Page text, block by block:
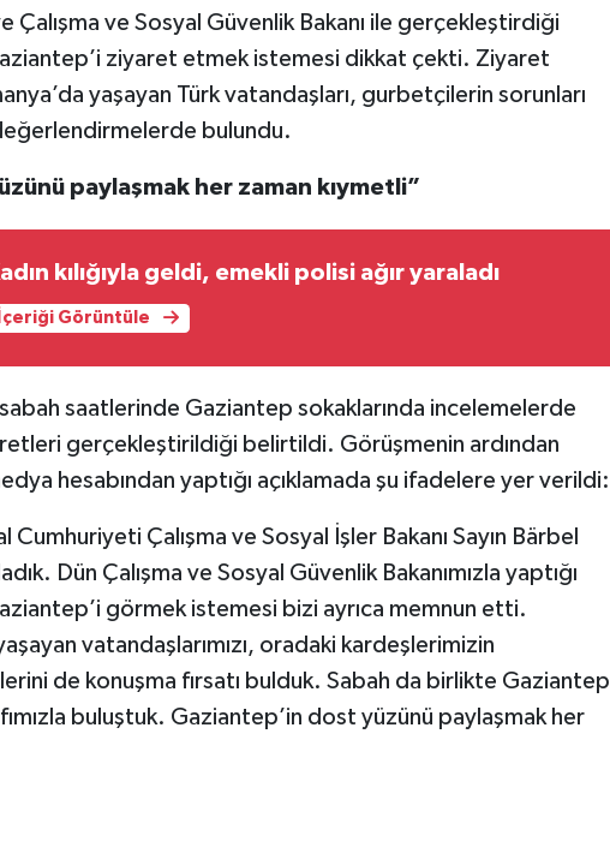
Çalışma ve Sosyal Güvenlik Bakanı ile gerçekleştirdiği
ziyaret etmek istemesi dikkat çekti. Ziyaret
yaşayan Türk vatandaşları, gurbetçilerin sorunları
bulundu.
paylaşmak her zaman kıymetli”
kılığıyla geldi, emekli polisi ağır yaraladı
İçeriği Görüntüle
saatlerinde Gaziantep sokaklarında incelemelerde
gerçekleştirildiği belirtildi. Görüşmenin ardından
hesabından yaptığı açıklamada şu ifadelere yer verildi:
Çalışma ve Sosyal İşler Bakanı Sayın Bärbel
Dün Çalışma ve Sosyal Güvenlik Bakanımızla yaptığı
görmek istemesi bizi ayrıca memnun etti.
vatandaşlarımızı, oradaki kardeşlerimizin
de konuşma fırsatı bulduk. Sabah da birlikte Gaziantep
buluştuk. Gaziantep’in dost yüzünü paylaşmak her